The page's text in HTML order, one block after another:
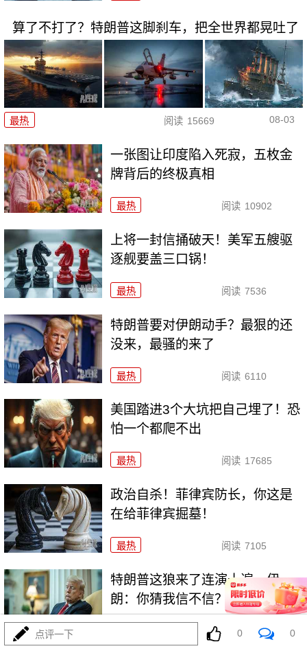
算了不打了？特朗普这脚刹车，把全世界都晃吐了
最热 阅读 15669 08-03
一张图让印度陷入死寂，五枚金
牌背后的终极真相
最热 阅读 10902
上将一封信捅破天！美军五艘驱
逐舰要盖三口锅！
最热 阅读 7536
特朗普要对伊朗动手？最狠的还
没来，最骚的来了
最热 阅读 6110
美国踏进3个大坑把自己埋了！恐
怕一个都爬不出
最热 阅读 17685
政治自杀！菲律宾防长，你这是
在给菲律宾掘墓！
最热 阅读 7105
特朗普这狼来了连演十遍，伊
朗：你猜我信不信？
阅读 5344
点评一下 0 0